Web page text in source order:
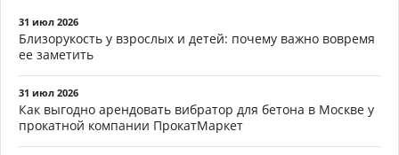
31 июл 2026
Близорукость у взрослых и детей: почему важно вовремя
ее заметить
31 июл 2026
Как выгодно арендовать вибратор для бетона в Москве у
прокатной компании ПрокатМаркет